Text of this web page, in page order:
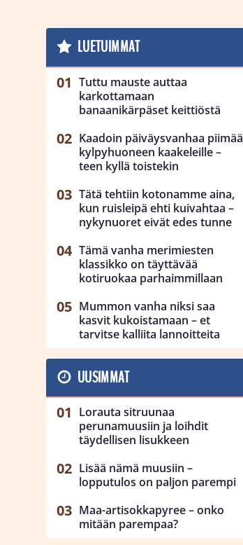
LUETUIMMAT
Tuttu mauste auttaa
karkottamaan
banaanikärpäset keittiöstä
Kaadoin päiväysvanhaa piimää
kylpyhuoneen kaakeleille –
teen kyllä toistekin
Tätä tehtiin kotonamme aina,
kun ruisleipä ehti kuivahtaa –
nykynuoret eivät edes tunne
Tämä vanha merimiesten
klassikko on täyttävää
kotiruokaa parhaimmillaan
Mummon vanha niksi saa
kasvit kukoistamaan – et
tarvitse kalliita lannoitteita
UUSIMMAT
Lorauta sitruunaa
perunamuusiin ja loihdit
täydellisen lisukkeen
Lisää nämä muusiin –
lopputulos on paljon parempi
Maa-artisokkapyree – onko
mitään parempaa?